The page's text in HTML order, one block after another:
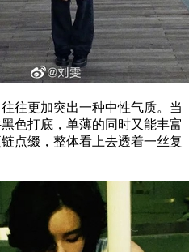
更加突出一种中性气质。当
色打底，单薄的同时又能丰富
点缀，整体看上去透着一丝复